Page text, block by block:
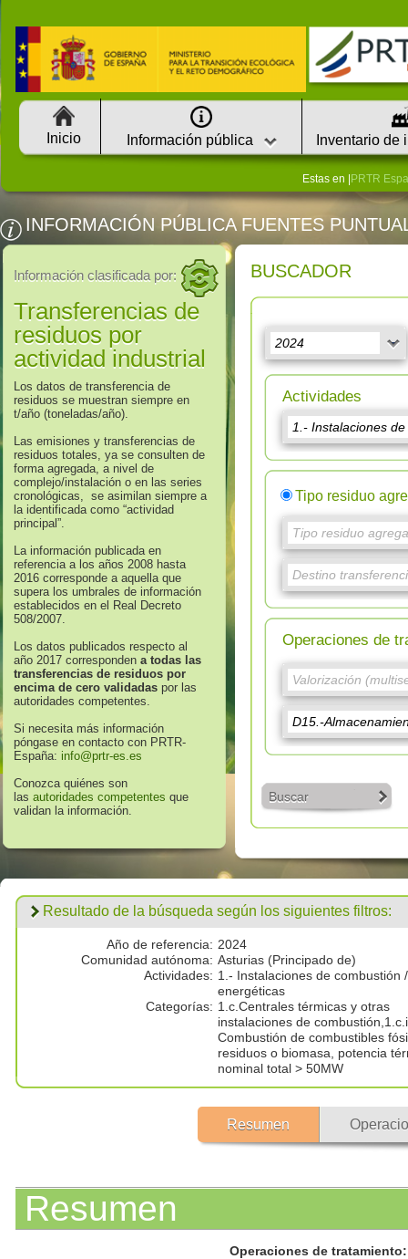
Inicio Información pública Inventario de
Estas en | PRTR
INFORMACIÓN PÚBLICA FUENTES
Información clasificada por:
Transferencias de
residuos por
actividad industrial
Los datos de transferencia de
residuos se muestran siempre en
t/año (toneladas/año).
Las emisiones y transferencias de
residuos totales, ya se consulten de
forma agregada, a nivel de
complejo/instalación o en las series
cronológicas, se asimilan siempre a
la identificada como “actividad
principal”.
La información publicada en
referencia a los años 2008 hasta
2016 corresponde a aquella que
supera los umbrales de información
establecidos en el Real Decreto
508/2007.
Los datos publicados respecto al
año 2017 corresponden a todas las
transferencias de residuos por
encima de cero validadas por las
autoridades competentes.
Si necesita más información
póngase en contacto con PRTR-
España: info@prtr-es.es
Conozca quiénes son
las autoridades competentes que
validan la información.
BUSCADOR
Actividades
Tipo residuo
Operaciones de
Buscar
Resultado de la búsqueda según los siguientes filtros:
Año de referencia: 2024
Comunidad autónoma: Asturias (Principado de)
Actividades: 1.- Instalaciones de combustión /
energéticas
Categorías: 1.c.Centrales térmicas y otras
instalaciones de
Combustión de combustibles
residuos o biomasa, potencia
nominal total > 50MW
Resumen
Resumen
Operaciones de tratamiento: